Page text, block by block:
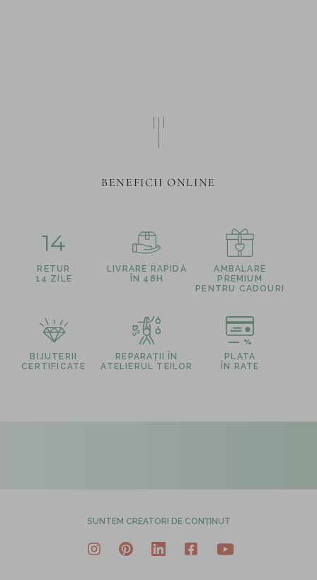
BENEFICII ONLINE
14
RETUR
14 ZILE
LIVRARE RAPIDĂ
ÎN 48H
AMBALARE
PREMIUM
PENTRU CADOURI
BIJUTERII
CERTIFICATE
REPARAȚII ÎN
ATELIERUL TEILOR
PLATA
ÎN RATE
SUNTEM CREATORI DE CONȚINUT